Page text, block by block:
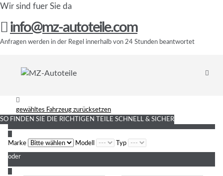
Wir sind fuer Sie da
info@mz-autoteile.com
Anfragen werden in der Regel innerhalb von 24 Stunden beantwortet
gewähltes Fahrzeug zurücksetzen
SO FINDEN SIE DIE RICHTIGEN TEILE SCHNELL & SICHER
Marke
Modell Typ
oder